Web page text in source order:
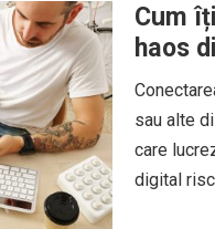
Cum
haos
sau alte
care
digital